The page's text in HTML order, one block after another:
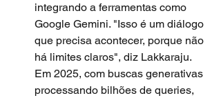
integrando a ferramentas como
Google Gemini. "Isso é um diálogo
que precisa acontecer, porque não
há limites claros", diz Lakkaraju.
Em 2025, com buscas generativas
processando bilhões de queries,